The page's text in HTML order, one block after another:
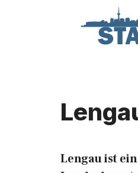
Lengau ist